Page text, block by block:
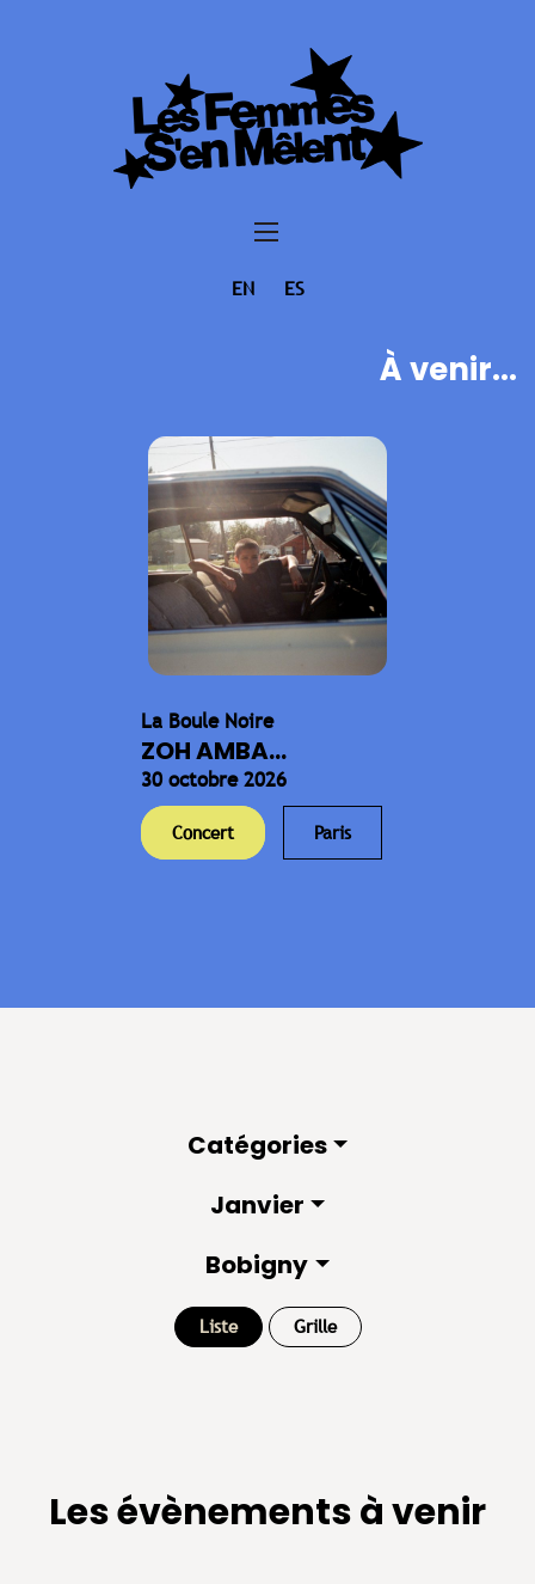
EN ES
À venir...
La Boule Noire
ZOH AMBA...
30 octobre 2026
Concert Paris
Catégories
Janvier
Bobigny
Liste Grille
Les évènements à venir